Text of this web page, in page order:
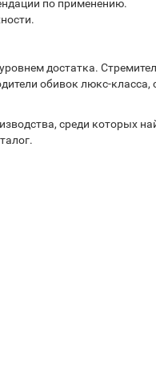
по применению.
достатка.
обивок люкс-
среди которых